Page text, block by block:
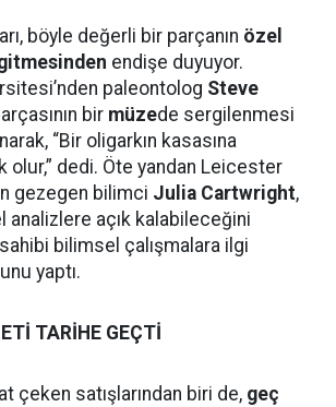
böyle değerli bir parçanın özel
endişe duyuyor.
paleontolog Steve
bir müzede sergilenmesi
“Bir oligarkın kasasına
olur,” dedi. Öte yandan Leicester
gezegen bilimci Julia Cartwright,
analizlere açık kalabileceğini
bilimsel çalışmalara ilgi
yaptı.
TARİHE GEÇTİ
çeken satışlarından biri de, geç